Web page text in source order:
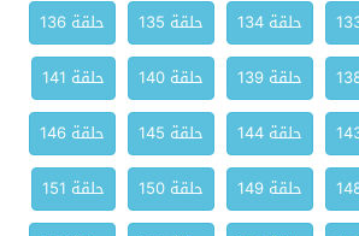
حلقة 134 حلقة 135
حلقة 136
حلقة 139 حلقة 140
حلقة 141
حلقة 144 حلقة 145
حلقة 146
حلقة 149 حلقة 150
حلقة 151